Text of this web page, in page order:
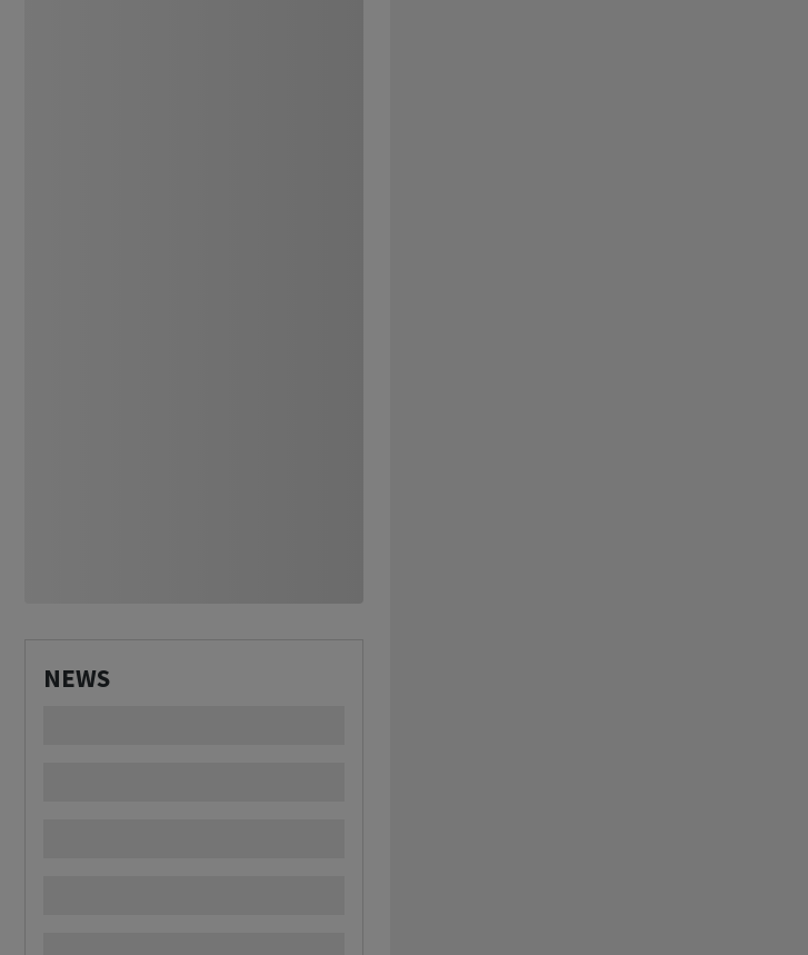
NEWS